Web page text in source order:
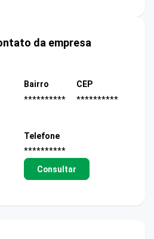
da empresa
Bairro
**********
CEP
**********
Telefone
**********
Consultar